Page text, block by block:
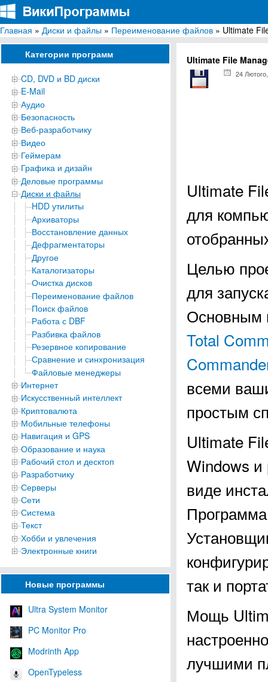
ВикиПрограммы
Энциклопедия бесплатных компьютерных программ для Windows
Главная » Диски и файлы » Переименование файлов » Ultimate
Категории программ
CD, DVD и BD диски
E-Mail
Аудио
Безопасность
Веб-разработчику
Видео
Геймерам
Графика и дизайн
Деловые программы
Диски и файлы
HDD утилиты
Архиваторы
Восстановление данных
Дефрагментаторы
Другое
Каталогизаторы
Очистка дисков
Переименование файлов
Поиск файлов
Работа с DBF
Разбивка файлов
Резервное копирование
Сравнение и синхронизация
Файловые менеджеры
Интернет
Искусственный интеллект
Криптовалюта
Мобильные телефоны
Навигация и GPS
Образование и наука
Рабочий стол и десктоп
Разработчику
Серверы
Сети
Система
Текст
Хобби и увлечения
Электронные книги
Новые программы
Ultra System Monitor
PC Monitor Pro
Modrinth App
OpenTypeless
Ultimate File
24
Ultimate
для
Целью
для
Основным
Total
всеми
простым
Ultimate
Windows и
виде
так и
Мощь
лучшими